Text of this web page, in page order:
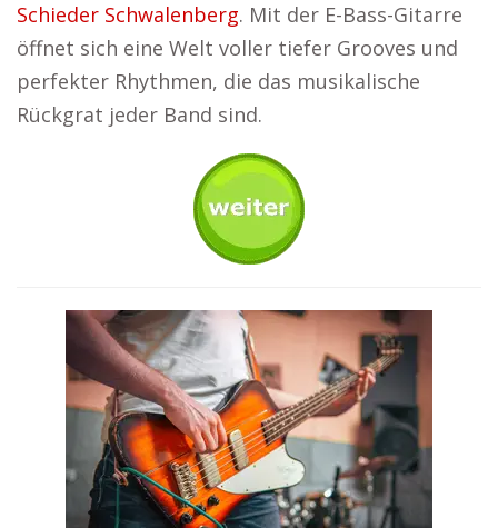
Schieder Schwalenberg. Mit der E-Bass-Gitarre
öffnet sich eine Welt voller tiefer Grooves und
perfekter Rhythmen, die das musikalische
Rückgrat jeder Band sind.